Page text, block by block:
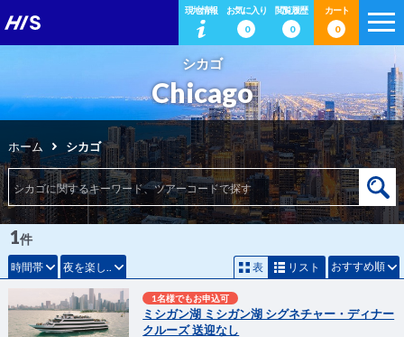
現地情報
お気に入り
0
閲覧履歴
0
カート
0
シカゴ
Chicago
ホーム シカゴ
時間帯 夜を楽し..
1件
表 リスト おすすめ順
1名様でもお申込可
ミシガン湖 ミシガン湖 シグネチャー・ディナー
クルーズ 送迎なし